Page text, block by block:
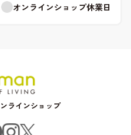
オンラインショップ休業日
ラインショップ